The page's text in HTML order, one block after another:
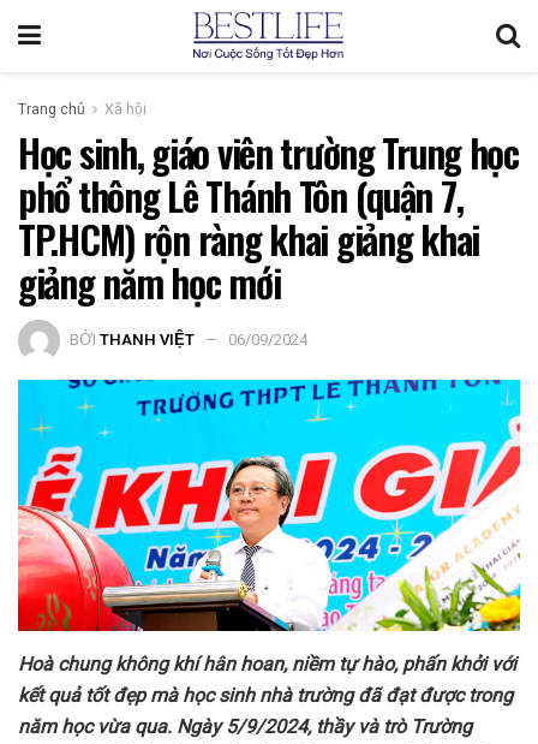
Trang chủ Xã hội
Học sinh, giáo viên trường Trung học
phổ thông Lê Thánh Tôn (quận 7,
TP.HCM) rộn ràng khai giảng khai
giảng năm học mới
BỞI THANH VIỆT 06/09/2024
Hoà chung không khí hân hoan, niềm tự hào, phấn khởi với
kết quả tốt đẹp mà học sinh nhà trường đã đạt được trong
năm học vừa qua. Ngày 5/9/2024, thầy và trò Trường